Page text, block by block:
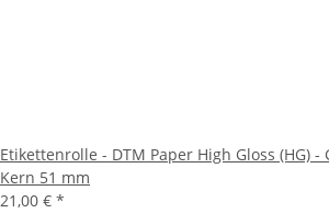
Etikettenrolle - DTM Paper High Gloss (HG) -
Kern 51 mm
21,00 € *